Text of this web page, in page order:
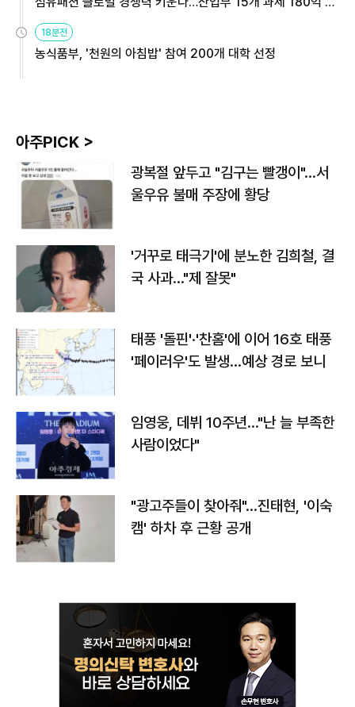
18분전
농식품부, '천원의 아침밥' 참여 200개 대학 선정
아주PICK >
광복절 앞두고 "김구는 빨갱이"…서
울우유 불매 주장에 황당
'거꾸로 태극기'에 분노한 김희철, 결
국 사과…"제 잘못"
태풍 '돌핀'·'찬홈'에 이어 16호 태풍
'페이러우'도 발생…예상 경로 보니
임영웅, 데뷔 10주년…"난 늘 부족한
사람이었다"
"광고주들이 찾아줘"…진태현, '이숙
캠' 하차 후 근황 공개